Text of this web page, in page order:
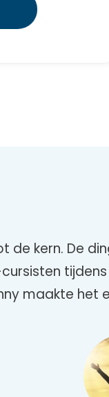
kern. De
maakte het